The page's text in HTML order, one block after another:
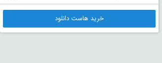
خرید هاست دانلود